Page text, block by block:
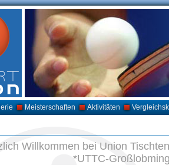
Meisterschaften Aktivitäten
Willkommen bei Union
*UTTC-